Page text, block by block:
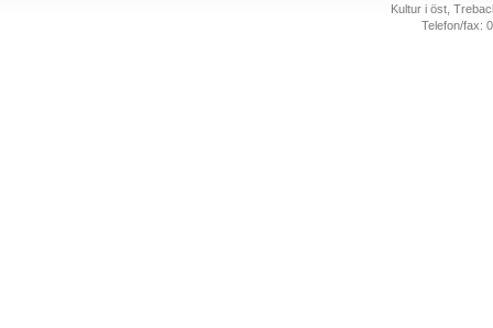
Kultur i öst,
Telefon/fax: